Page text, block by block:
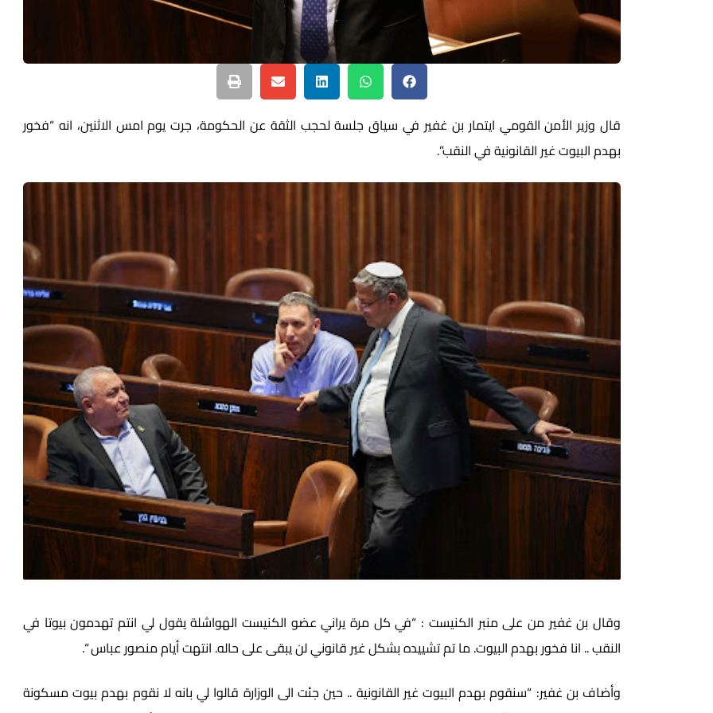
قال وزير الأمن القومي ايتمار بن غفير في سياق جلسة لحجب الثقة عن الحكومة، جرت يوم امس الاثنين، انه “فخور
بهدم البيوت غير القانونية في النقب”.
وقال بن غفير من على منبر الكنيست : “في كل مرة يراني عضو الكنيست الهواشلة يقول لي انتم تهدمون بيوتا في
النقب .. انا فخور بهدم البيوت. ما تم تشييده بشكل غير قانوني لن يبقى على حاله. انتهت أيام منصور عباس “.
وأضاف بن غفير: “سنقوم بهدم البيوت غير القانونية .. حين جئت الى الوزارة قالوا لي بانه لا نقوم بهدم بيوت مسكونة